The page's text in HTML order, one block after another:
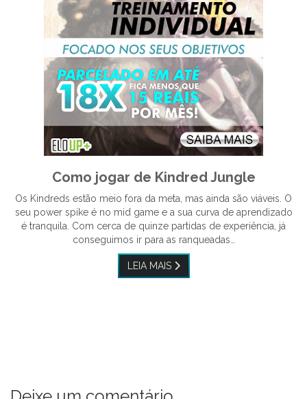
Como jogar de Kindred Jungle
Os Kindreds estão meio fora da meta, mas ainda são viáveis. O
seu power spike é no mid game e a sua curva de aprendizado
é tranquila. Com cerca de quinze partidas de experiência, já
conseguimos ir para as ranqueadas…
LEIA MAIS